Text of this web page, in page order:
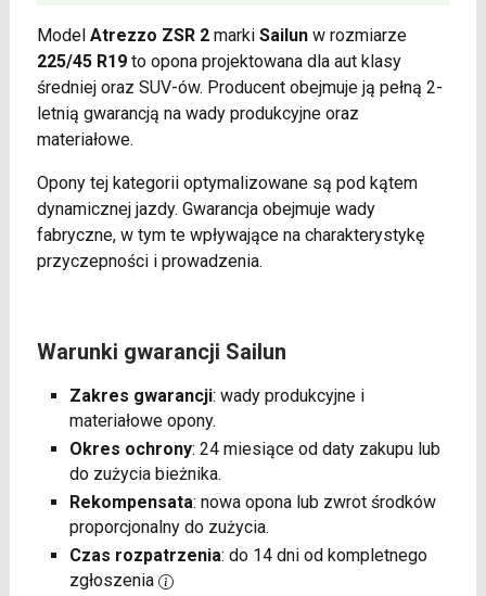
Model Atrezzo ZSR 2marki Sailunw rozmiarze
225/45 R19to opona projektowana dla aut klasy
średniej oraz SUV-ów. Producent obejmuje ją pełną 2-
letnią gwarancją na wady produkcyjne oraz
materiałowe.
Opony tej kategorii optymalizowane są pod kątem
dynamicznej jazdy. Gwarancja obejmuje wady
fabryczne, w tym te wpływające na charakterystykę
przyczepności i prowadzenia.
Warunki gwarancji Sailun
Zakres gwarancji: wady produkcyjne i
materiałowe opony.
Okres ochrony: 24 miesiące od daty zakupu lub
do zużycia bieżnika.
Rekompensata: nowa opona lub zwrot środków
proporcjonalny do zużycia.
Czas rozpatrzenia: do 14 dni od kompletnego
zgłoszenia